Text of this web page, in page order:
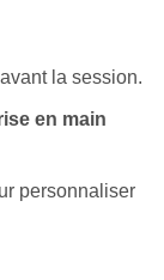
la session.
en main
personnaliser